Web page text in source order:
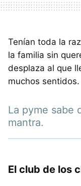
Tenían toda la
la familia sin
desplaza al que
muchos sentidos.
La pyme sabe
mantra.
El club de los